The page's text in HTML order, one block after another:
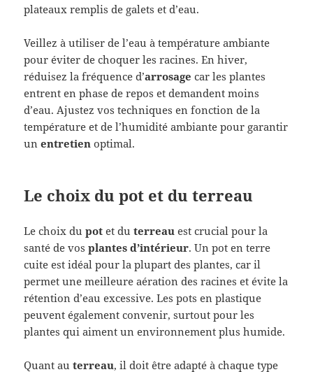
plateaux remplis de galets et d’eau.
Veillez à utiliser de l’eau à température ambiante
pour éviter de choquer les racines. En hiver,
réduisez la fréquence d’arrosage car les plantes
entrent en phase de repos et demandent moins
d’eau. Ajustez vos techniques en fonction de la
température et de l’humidité ambiante pour garantir
unentretien optimal.
Le choix du pot et du terreau
Le choix dupot et duterreau est crucial pour la
santé de vosplantes d’intérieur. Un pot en terre
cuite est idéal pour la plupart des plantes, car il
permet une meilleure aération des racines et évite la
rétention d’eau excessive. Les pots en plastique
peuvent également convenir, surtout pour les
plantes qui aiment un environnement plus humide.
Quant auterreau, il doit être adapté à chaque type